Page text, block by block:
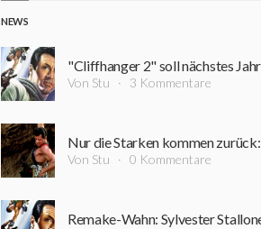
NEWS
Von Stu 3 Kommentare
Von Stu 0 Kommentare